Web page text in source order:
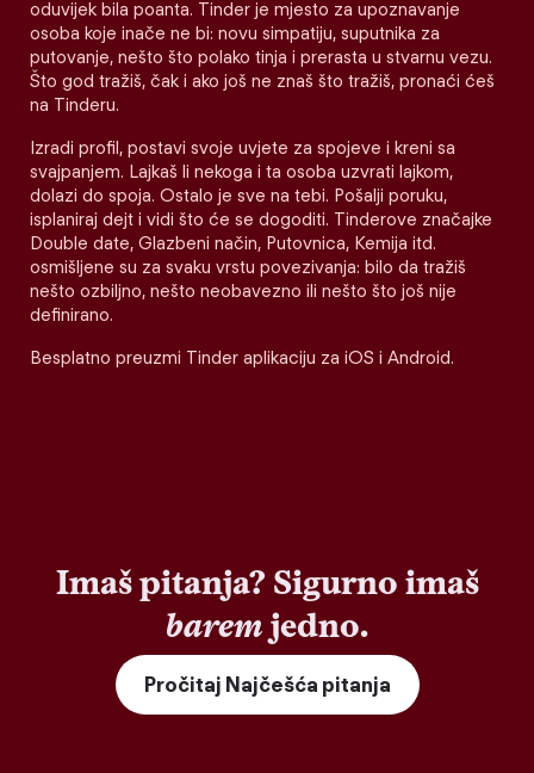
oduvijek bila poanta. Tinder je mjesto za upoznavanje
osoba koje inače ne bi: novu simpatiju, suputnika za
putovanje, nešto što polako tinja i prerasta u stvarnu vezu.
Što god tražiš, čak i ako još ne znaš što tražiš, pronaći ćeš
na Tinderu.
Izradi profil, postavi svoje uvjete za spojeve i kreni sa
svajpanjem. Lajkaš li nekoga i ta osoba uzvrati lajkom,
dolazi do spoja. Ostalo je sve na tebi. Pošalji poruku,
isplaniraj dejt i vidi što će se dogoditi. Tinderove značajke
Double date, Glazbeni način, Putovnica, Kemija itd.
osmišljene su za svaku vrstu povezivanja: bilo da tražiš
nešto ozbiljno, nešto neobavezno ili nešto što još nije
definirano.
Besplatno preuzmi Tinder aplikaciju za iOS i Android.
Imaš pitanja? Sigurno imaš
baremjedno.
Pročitaj Najčešća pitanja